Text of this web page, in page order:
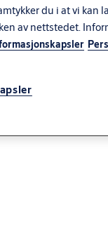
du i at vi
av nettstedet.